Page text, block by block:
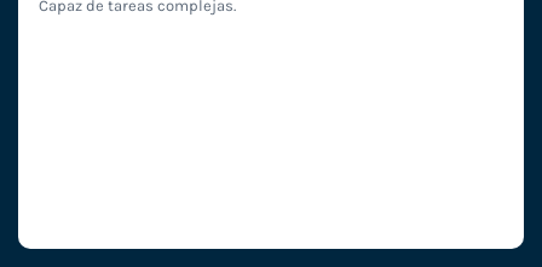
Capaz de tareas complejas.